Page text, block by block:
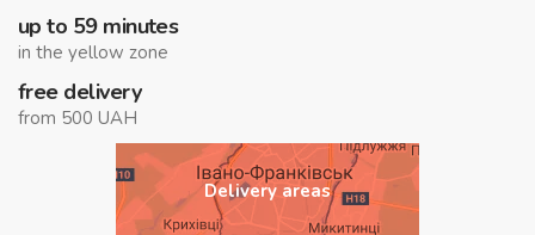
up to 59 minutes
in the yellow zone
free delivery
from 500 UAH
Delivery areas